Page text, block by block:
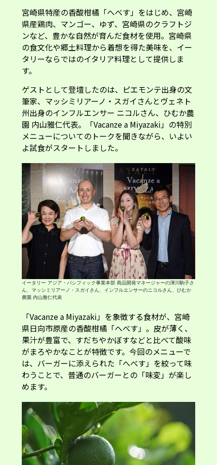
宮崎県特産の香酸柑橘「へべす」をはじめ、宮崎
県産鶏肉、マンゴー、ゆず、宮崎県のクラフトジ
ンなど、豊かな自然が育んだ食材を使用。宮崎県
の食文化や郷土料理から着想を得た美味を、イー
タリーならではのイタリア料理として提供しま
す。
ゲストとして登壇したのは、ピエモンテ出身の文
筆家、マッシミリアーノ・スガイさんとヴェネト
州出身のインフルエンサー ニコルさん、ひむか農
園 内山雅仁代表。「Vacanze a Miyazaki」の特別
メニューについてのトークを聞きながら、いよい
よ試食がスタートしました。
イータリー アジア・パシフィック事業本部 商品開発マネージャーの渾川駒子さ
ん、マッシミリアーノ・スガイさん、インフルエンサーのニコルさん、ひむか
農園 内山雅仁代表
「Vacanze a Miyazaki」を象徴する食材が、宮崎
県日向市原産の香酸柑橘「へべす」。皮が薄く、
果汁が豊富で、すだちやかぼすなどと比べて酸味
がまろやかなことが特徴です。今回のメニューで
は、バーガーに添えられた「へべす」を絞って味
わうことで、普通のバーガーとの「味変」が楽し
めます。